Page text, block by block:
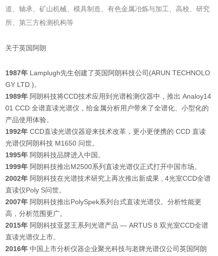
道、轴承、矿山机械、模具制造、有色金属冶炼与加工、高校、研究
所、第三方检测机构等
关于英国阿朗
1987年 Lamplugh先生创建了英国阿朗科技公司(ARUN TECHNOLO
GY LTD.)。
1989年 阿朗科技将CCD技术应用到光谱检测仪器中，推出 Analoy14
01 CCD 全谱直读光谱仪，给金属分析用户带来了全谱化、小型化的
产品使用体验。
1992年 CCD直读光谱仪器迎来技术改革，更小更便携的 CCD 直读
光谱仪阿朗科技 M1650 问世。
1995年 阿朗科技品牌进入中国。
1999年 阿朗科技推出M2500系列直读光谱仪正式打开中国市场。
2002年 阿朗科技在光谱技术研究上再次推出新成果 , 4光室CCD全谱
直读仪Poly S问世。
2007年 阿朗科技推出PolySpek系列台式直读光谱仪。分析性能更
高，分析范围更广。
2015年 阿朗科技亚瑟王系列光谱产品 — ARTUS 8 双光室CCD全谱
直读光谱仪上市。
2016年 中国上市分析仪器企业聚光科技与老牌光谱仪公司英国阿朗